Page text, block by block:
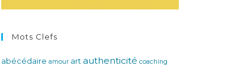
Mots Clefs
abécédaire amour art authenticité coaching